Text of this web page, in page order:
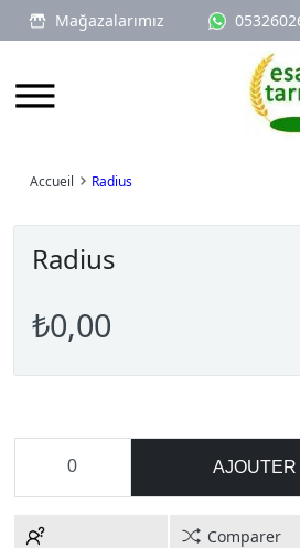
Mağazalarımız
Accueil Radius
Radius
₺0,00
Comparer